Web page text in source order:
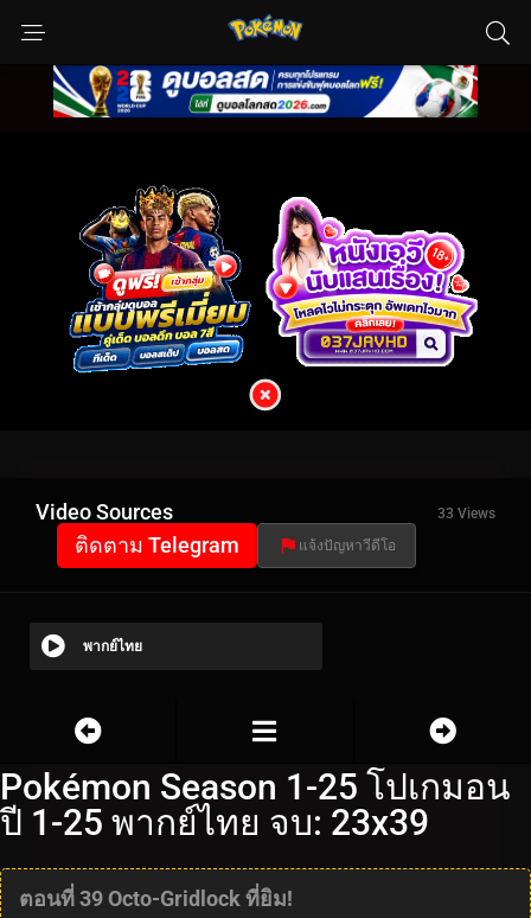
Video Sources 33 Views
ติดตาม Telegram แจ้งปัญหาวีดีโอ
พากย์ไทย
Pokémon Season 1-25 โปเกมอน
ปี 1-25 พากย์ไทย จบ: 23x39
ตอนที่ 39 Octo-Gridlock ที่ยิม!